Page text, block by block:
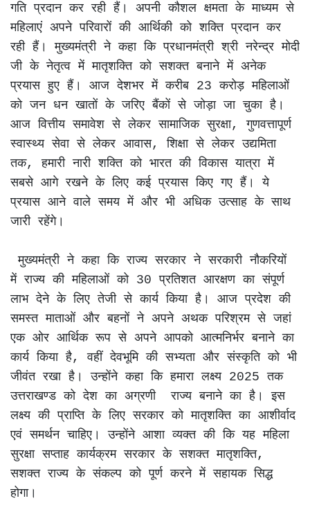
गति प्रदान कर रही हैं। अपनी कौशल क्षमता के माध्यम से
महिलाएं अपने परिवारों की आर्थिकी को शक्ति प्रदान कर
रही हैं। मुख्यमंत्री ने कहा कि प्रधानमंत्री श्री नरेन्द्र मोदी
जी के नेतृत्व में मातृशक्ति को सशक्त बनाने में अनेक
प्रयास हुए हैं। आज देशभर में करीब 23 करोड़ महिलाओं
को जन धन खातों के जरिए बैंकों से जोड़ा जा चुका है।
आज वित्तीय समावेश से लेकर सामाजिक सुरक्षा, गुणवत्तापूर्ण
स्वास्थ्य सेवा से लेकर आवास, शिक्षा से लेकर उद्यमिता
तक, हमारी नारी शक्ति को भारत की विकास यात्रा में
सबसे आगे रखने के लिए कई प्रयास किए गए हैं। ये
प्रयास आने वाले समय में और भी अधिक उत्साह के साथ
जारी रहेंगे।
मुख्यमंत्री ने कहा कि राज्य सरकार ने सरकारी नौकरियों
में राज्य की महिलाओं को 30 प्रतिशत आरक्षण का संपूर्ण
लाभ देने के लिए तेजी से कार्य किया है। आज प्रदेश की
समस्त माताओं और बहनों ने अपने अथक परिश्रम से जहां
एक ओर आर्थिक रूप से अपने आपको आत्मनिर्भर बनाने का
कार्य किया है, वहीं देवभूमि की सभ्यता और संस्कृति को भी
जीवंत रखा है। उन्होंने कहा कि हमारा लक्ष्य 2025 तक
उत्तराखण्ड को देश का अग्रणी  राज्य बनाने का है। इस
लक्ष्य की प्राप्ति के लिए सरकार को मातृशक्ति का आशीर्वाद
एवं समर्थन चाहिए। उन्होंने आशा व्यक्त की कि यह महिला
सुरक्षा सप्ताह कार्यक्रम सरकार के सशक्त मातृशक्ति,
सशक्त राज्य के संकल्प को पूर्ण करने में सहायक सिद्ध
होगा।